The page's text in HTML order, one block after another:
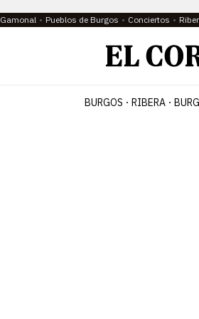
Gamonal Pueblos de Burgos Conciertos
BURGOS RIBERA